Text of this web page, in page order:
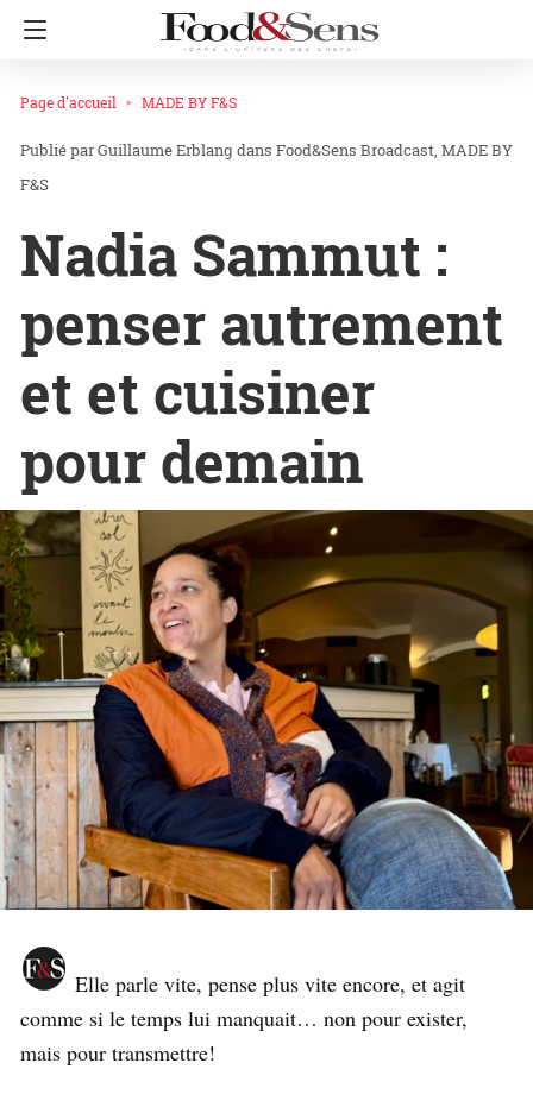
Page d'accueil MADE BY F&S
Guillaume Erblang dans Food&Sens Broadcast MADE BY
F&S
Nadia Sammut :
penser autrement
et et cuisiner
pour demain
Elle parle vite, pense plus vite encore, et agit
comme si le temps lui manquait… non pour exister,
mais pour transmettre!